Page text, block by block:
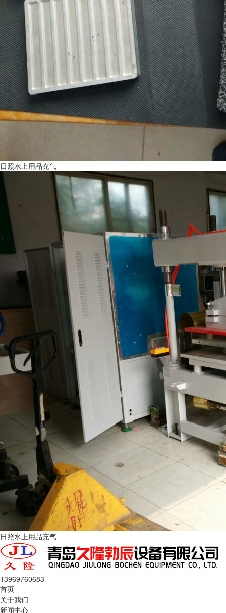
日照水上用品充气
日照水上用品充气
13969760683
首页
关于我们
新闻中心